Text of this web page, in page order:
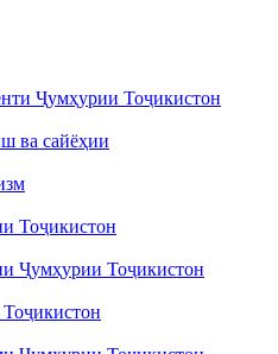
Ҷумҳурии Тоҷикистон
ва сайёҳии
Тоҷикистон
Ҷумҳурии Тоҷикистон